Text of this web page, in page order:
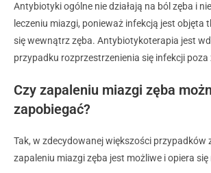
Antybiotyki ogólne nie działają na ból zęba i
leczeniu miazgi, ponieważ infekcją jest objęta
się wewnątrz zęba. Antybiotykoterapia jest
przypadku rozprzestrzenienia się infekcji poza
Czy zapaleniu miazgi zęba
zapobiegać?
Tak, w zdecydowanej większości przypadków
zapaleniu miazgi zęba jest możliwe i opiera